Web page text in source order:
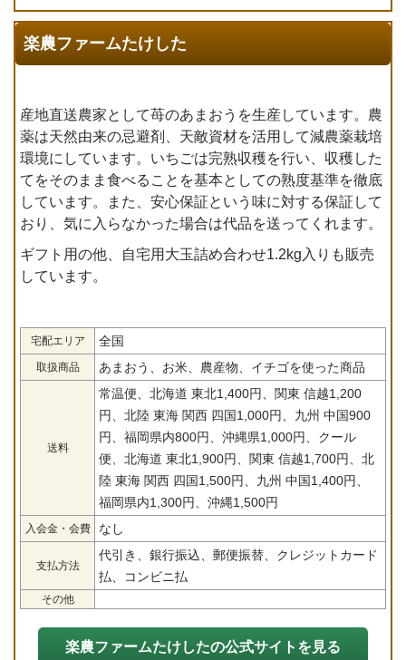
楽農ファームたけした
産地直送農家として苺のあまおうを生産しています。農
薬は天然由来の忌避剤、天敵資材を活用して減農薬栽培
環境にしています。いちごは完熟収穫を行い、収穫した
てをそのまま食べることを基本としての熟度基準を徹底
しています。また、安心保証という味に対する保証して
おり、気に入らなかった場合は代品を送ってくれます。
ギフト用の他、自宅用大玉詰め合わせ1.2kg入りも販売
しています。
宅配エリア 全国
取扱商品 あまおう、お米、農産物、イチゴを使った商品
送料
常温便、北海道 東北1,400円、関東 信越1,200
円、北陸 東海 関西 四国1,000円、九州 中国900
円、福岡県内800円、沖縄県1,000円、クール
便、北海道 東北1,900円、関東 信越1,700円、北
陸 東海 関西 四国1,500円、九州 中国1,400円、
福岡県内1,300円、沖縄1,500円
入会金・会費 なし
支払方法
代引き、銀行振込、郵便振替、クレジットカード
払、コンビニ払
その他
楽農ファームたけしたの公式サイトを見る